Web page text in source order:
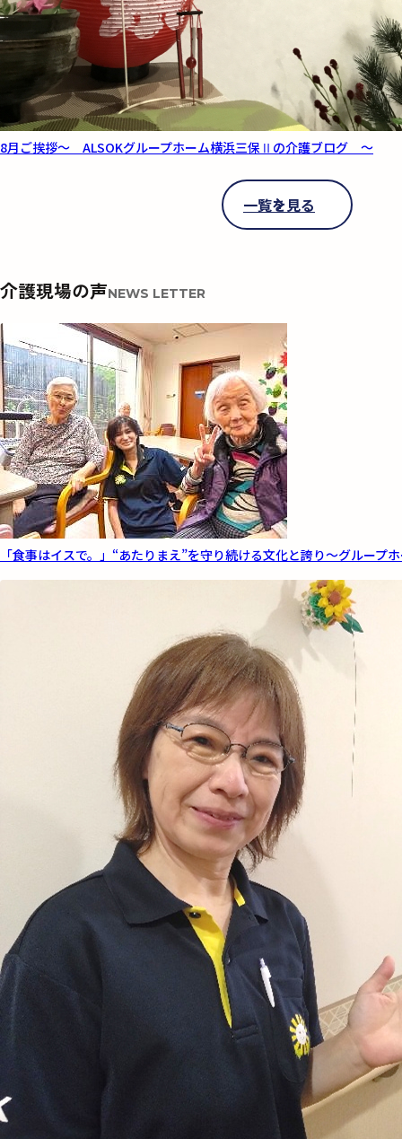
8月ご挨拶～ ALSOKグループホーム横浜三保Ⅱの介護ブログ ～
一覧を見る
介護現場の声NEWS LETTER
「食事はイスで。」“あたりまえ”を守り続ける文化と誇り～グループ